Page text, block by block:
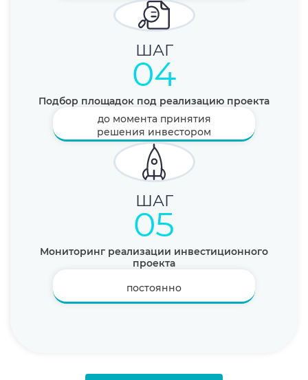
04
Подбор площадок под реализацию проекта
до момента принятия
решения инвестором
05
Мониторинг реализации инвестиционного
проекта
постоянно